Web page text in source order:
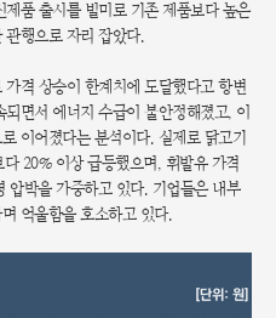
품 출시를 빌미로 기존 제품보다 높은
관행으로 자리 잡았다.
격 상승이 한계치에 도달했다고 항변
면서 에너지 수급이 불안정해졌고, 이
이어졌다는 분석이다. 실제로 닭고기
20% 이상 급등했으며, 휘발유 가격
압박을 가중하고 있다. 기업들은 내부
억울함을 호소하고 있다.